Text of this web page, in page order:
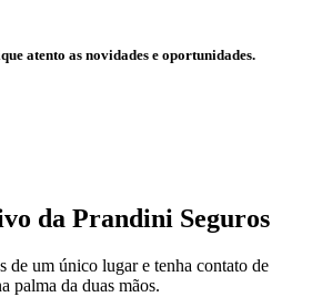
atento as novidades e oportunidades.
da Prandini Seguros
de um único lugar e tenha contato de
palma da duas mãos.